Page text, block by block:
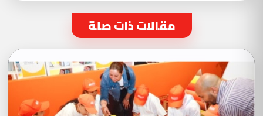
مقالات ذات صلة